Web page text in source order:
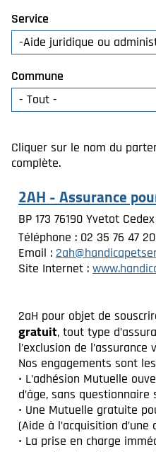
Service
Commune
Cliquer sur le nom du
complète.
2AH - Assurance
BP 173 76190 Yvetot Cedex
Téléphone : 02 35 76 47 20
Email :
Site Internet :
2aH pour objet de
gratuit, tout type
l’exclusion de
Nos engagements sont
• L’adhésion Mutuelle
d’âge, sans questionnaire
• Une Mutuelle gratuite
(Aide à l’acquisition
• La prise en charge